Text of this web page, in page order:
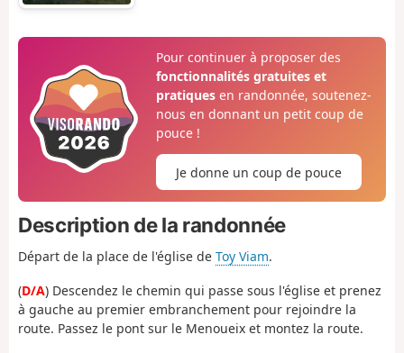
Pour continuer à proposer des
fonctionnalités gratuites et
pratiquesen randonnée, soutenez-
nous en donnant un petit coup de
pouce !
Je donne un coup de pouce
Description de la randonnée
Départ de la place de l'église de Toy Viam.
(D/A) Descendez le chemin qui passe sous l'église et prenez
à gauche au premier embranchement pour rejoindre la
route. Passez le pont sur le Menoueix et montez la route.